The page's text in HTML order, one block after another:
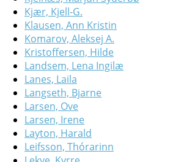
Kjær, Kjell-G.
Klausen, Ann Kristin
Komarov, Aleksej A.
Kristoffersen, Hilde
Landsem, Lena Ingilæ
Lanes, Laila
Langseth, Bjarne
Larsen, Ove
Larsen, Irene
Layton, Harald
Leifsson, Thórarinn